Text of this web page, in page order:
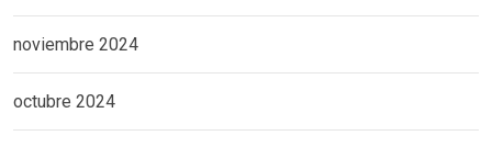
noviembre 2024
octubre 2024